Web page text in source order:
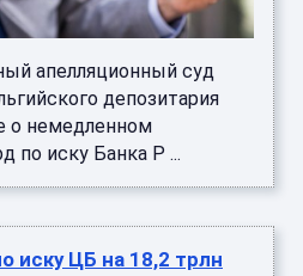
апелляционный суд
депозитария
о немедленном
по иску Банка Р ...
иску ЦБ на 18,2 трлн